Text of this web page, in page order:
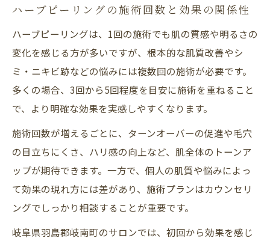
ハーブピーリングの施術回数と効果の関係性
ハーブピーリングは、1回の施術でも肌の質感や明るさの
変化を感じる方が多いですが、根本的な肌質改善やシ
ミ・ニキビ跡などの悩みには複数回の施術が必要です。
多くの場合、3回から5回程度を目安に施術を重ねること
で、より明確な効果を実感しやすくなります。
施術回数が増えるごとに、ターンオーバーの促進や毛穴
の目立ちにくさ、ハリ感の向上など、肌全体のトーンア
ップが期待できます。一方で、個人の肌質や悩みによっ
て効果の現れ方には差があり、施術プランはカウンセリ
ングでしっかり相談することが重要です。
岐阜県羽島郡岐南町のサロンでは、初回から効果を感じ